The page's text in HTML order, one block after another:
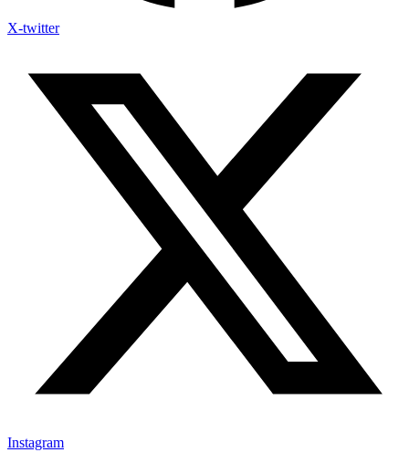
X-twitter
Instagram